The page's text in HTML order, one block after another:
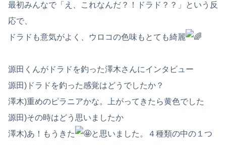
最初みんなで「え、これなんだ？！ドラド？？」という反
応で、
ドラドも意気がよく、ウロコの色味もとても綺麗
源田くんがドラドを釣った澤木さんにインタビュー
源田)ドラドを釣った感覚はどうでしたか？
澤木)重めのピラニアかな。上がってきたら黄色でした
源田)その時はどう思いましたか
澤木)あ！もうきた
と思いました。４種類の中の１つ